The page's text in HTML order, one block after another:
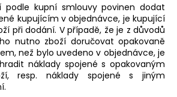
podle kupní smlouvy povinen dodat
kupujícím v objednávce, je kupující
při dodání. V případě, že je z důvodů
nutno zboží doručovat opakovaně
než bylo uvedeno v objednávce, je
náklady spojené s opakovaným
resp. náklady spojené s jiným